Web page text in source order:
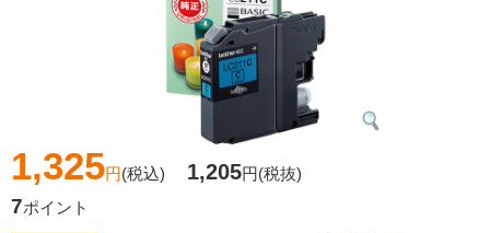
1,325円(税込) 1,205円(税抜)
7ポイント